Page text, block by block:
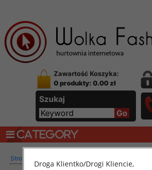
Zawartość Koszyka:
0 produkty: 0.00 zł
Szukaj
CATEGORY
Strona główna
Droga Klientko/Drogi Kliencie,